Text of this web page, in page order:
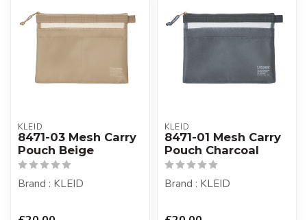
KLEID
8471-03 Mesh Carry
Pouch Beige
Brand : KLEID
KLEID
8471-01 Mesh Carry
Pouch Charcoal
Brand : KLEID